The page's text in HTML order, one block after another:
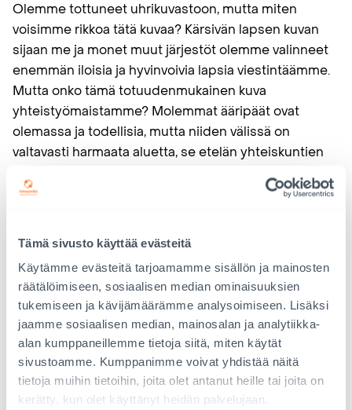
Tämä sivusto käyttää evästeitä
Käytämme evästeitä tarjoamamme sisällön ja mainosten
räätälöimiseen, sosiaalisen median ominaisuuksien
tukemiseen ja kävijämäärämme analysoimiseen. Lisäksi
jaamme sosiaalisen median, mainosalan ja analytiikka-
alan kumppaneillemme tietoja siitä, miten käytät
sivustoamme. Kumppanimme voivat yhdistää näitä
tietoja muihin tietoihin, joita olet antanut heille tai joita on
kerätty, kun olet käyttänyt heidän palvelujaan.
Olemme tottuneet uhrikuvastoon, mutta miten
voisimme rikkoa tätä kuvaa? Kärsivän lapsen kuvan
sijaan me ja monet muut järjestöt olemme valinneet
enemmän iloisia ja hyvinvoivia lapsia viestintäämme.
Mutta onko tämä totuudenmukainen kuva
yhteistyömaistamme? Molemmat ääripäät ovat
olemassa ja todellisia, mutta niiden välissä on
valtavasti harmaata aluetta, se etelän yhteiskuntien
mustaa ja valkoista. On suuria yhteiskunnallisia
puolesta. Onnistumisia ja epäonnistumisia.
Voimmeko me tehdä jotain, jotta kuvamme näistä
maista monipuolistuisi?
Olemme Interpediassa viimeisten vuosien aikana
pyrkineet tietoisesti lisäämään viestintää, jossa
kerromme aktiivisesta kansalaisyhteiskunnasta,
paikallisista, joilla on asiantuntemusta ja kykyä